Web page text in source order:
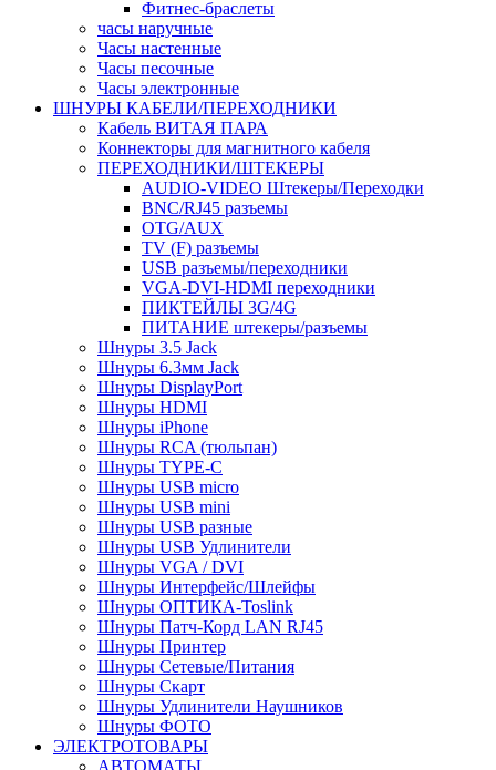
Фитнес-браслеты
часы наручные
Часы настенные
Часы песочные
Часы электронные
ШНУРЫ КАБЕЛИ/ПЕРЕХОДНИКИ
Кабель ВИТАЯ ПАРА
Коннекторы для магнитного кабеля
ПЕРЕХОДНИКИ/ШТЕКЕРЫ
AUDIO-VIDEO Штекеры/Переходки
BNC/RJ45 разъемы
OTG/AUX
TV (F) разъемы
USB разъемы/переходники
VGA-DVI-HDMI переходники
ПИКТЕЙЛЫ 3G/4G
ПИТАНИЕ штекеры/разъемы
Шнуры 3.5 Jack
Шнуры 6.3мм Jack
Шнуры DisplayPort
Шнуры HDMI
Шнуры iPhone
Шнуры RCA (тюльпан)
Шнуры TYPE-C
Шнуры USB micro
Шнуры USB mini
Шнуры USB разные
Шнуры USB Удлинители
Шнуры VGA / DVI
Шнуры Интерфейс/Шлейфы
Шнуры ОПТИКА-Toslink
Шнуры Патч-Корд LAN RJ45
Шнуры Принтер
Шнуры Сетевые/Питания
Шнуры Скарт
Шнуры Удлинители Наушников
Шнуры ФОТО
ЭЛЕКТРОТОВАРЫ
АВТОМАТЫ